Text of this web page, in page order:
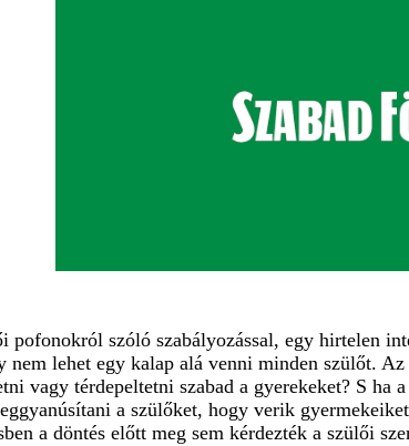
szóló szabályozással, egy hirtelen
lehet egy kalap alá venni minden szülőt.
vagy térdepeltetni szabad a gyerekeket? S ha
a szülőket, hogy verik
a döntés előtt meg sem kérdezték a szülői